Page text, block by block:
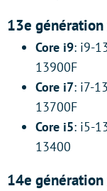
13e génération
Core i9: i9-
13900F
Core i7: i7-
13700F
Core i5: i5-
13400
14e